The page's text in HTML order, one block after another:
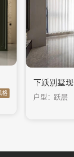
下跃别墅
户型：跃层
格